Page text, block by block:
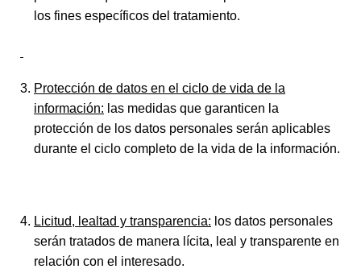
los fines específicos del tratamiento.
Protección de datos en el ciclo de vida de la
información: las medidas que garanticen la
protección de los datos personales serán aplicables
durante el ciclo completo de la vida de la información.
Licitud, lealtad y transparencia: los datos personales
serán tratados de manera lícita, leal y transparente en
relación con el interesado.